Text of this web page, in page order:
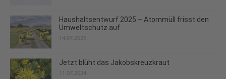
Haushaltsentwurf 2025 – Atommüll frisst den
Umweltschutz auf
14.07.2025
Jetzt blüht das Jakobskreuzkraut
11.07.2024